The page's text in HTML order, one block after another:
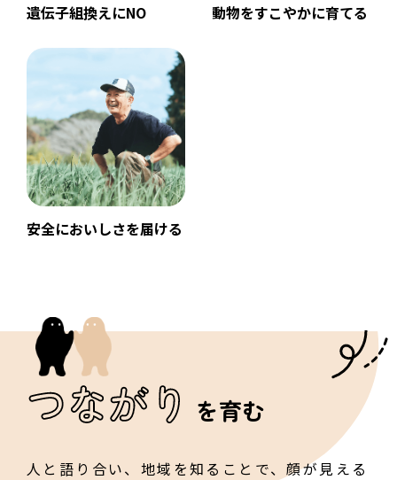
遺伝子組換えにNO 動物をすこやかに育てる
安全においしさを届ける
つながり を育む
人と語り合い、地域を知ることで、顔が見える